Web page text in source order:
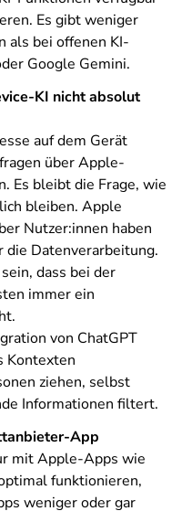
Es gibt weniger
als bei offenen KI-
Google Gemini.
KI nicht absolut
auf dem Gerät
über Apple-
Es bleibt die Frage, wie
bleiben. Apple
Nutzer:innen haben
Datenverarbeitung.
dass bei der
immer ein
von ChatGPT
Kontexten
ziehen, selbst
Informationen filtert.
App
mit Apple-Apps wie
funktionieren,
weniger oder gar